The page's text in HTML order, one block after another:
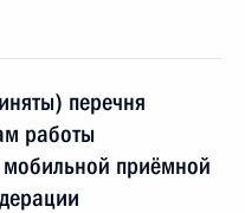
перечня
работы
мобильной приёмной